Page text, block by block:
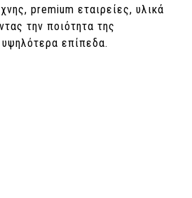
premium εταιρείες, υλικά
την ποιότητα της
επίπεδα.